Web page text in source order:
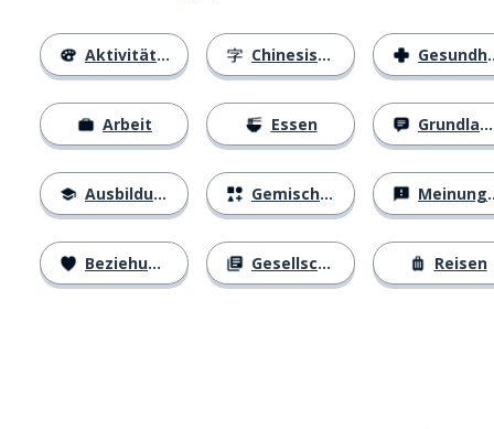
Aktivitäten
Arbeit
Ausbildung
Beziehungen
Chinesische Schriftzeichen
Essen
Gemischtes
Gesellschaft
Gesundheit
Grundlagen
Meinungen
Reisen